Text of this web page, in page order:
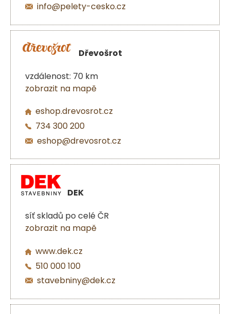
info@pelety-cesko.cz
Dřevošrot
vzdálenost: 70 km
zobrazit na mapě
eshop.drevosrot.cz
734 300 200
eshop@drevosrot.cz
DEK
síť skladů po celé ČR
zobrazit na mapě
www.dek.cz
510 000 100
stavebniny@dek.cz